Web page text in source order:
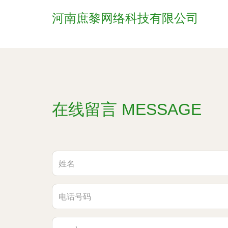
河南庶黎网络科技有限公司
在线留言 MESSAGE